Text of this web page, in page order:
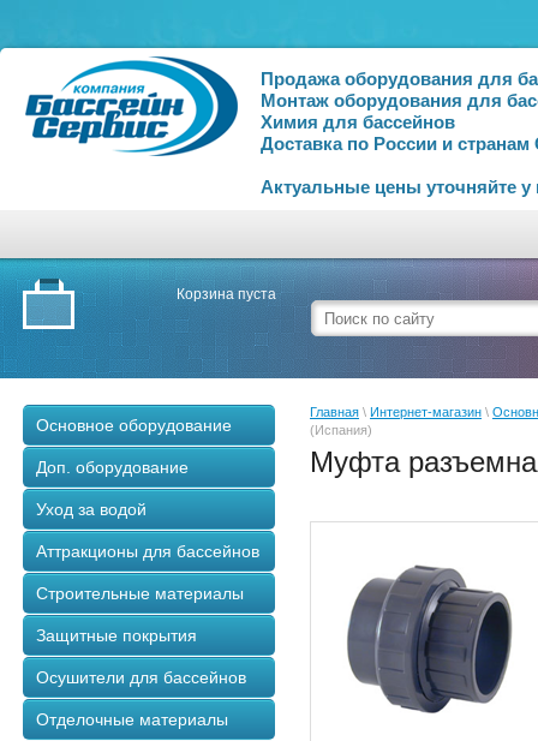
Продажа оборудования для
Монтаж оборудования для
Химия для бассейнов
Доставка по России и
Актуальные цены уточняйте
Корзина пуста
Основное оборудование
Доп. оборудование
Уход за водой
Аттракционы для бассейнов
Строительные материалы
Защитные покрытия
Осушители для бассейнов
Отделочные материалы
Главная \ Интернет-магазин \
(Испания)
Муфта